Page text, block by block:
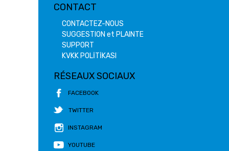
CONTACT
CONTACTEZ-NOUS
SUGGESTION et PLAINTE
SUPPORT
KVKK POLİTİKASI
RÉSEAUX SOCIAUX
FACEBOOK
TWITTER
INSTAGRAM
YOUTUBE